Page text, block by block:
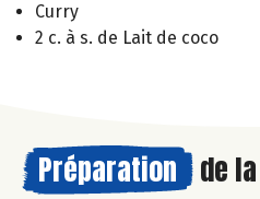
Curry
2 c. à s. de Lait de coco
Préparation de la